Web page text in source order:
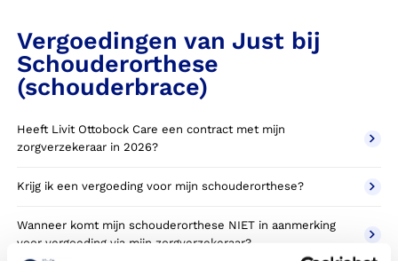
Vergoedingen van Just bij
Schouderorthese
(schouderbrace)
Heeft Livit Ottobock Care een contract met mijn
zorgverzekeraar in 2026?
Krijg ik een vergoeding voor mijn schouderorthese?
Wanneer komt mijn schouderorthese NIET in aanmerking
voor vergoeding via mijn zorgverzekeraar?